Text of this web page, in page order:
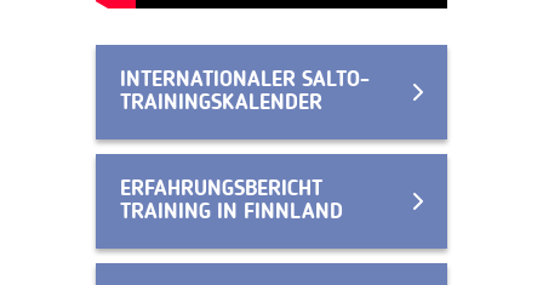
INTERNATIONALER SALTO-
TRAININGSKALENDER
ERFAHRUNGSBERICHT
TRAINING IN FINNLAND